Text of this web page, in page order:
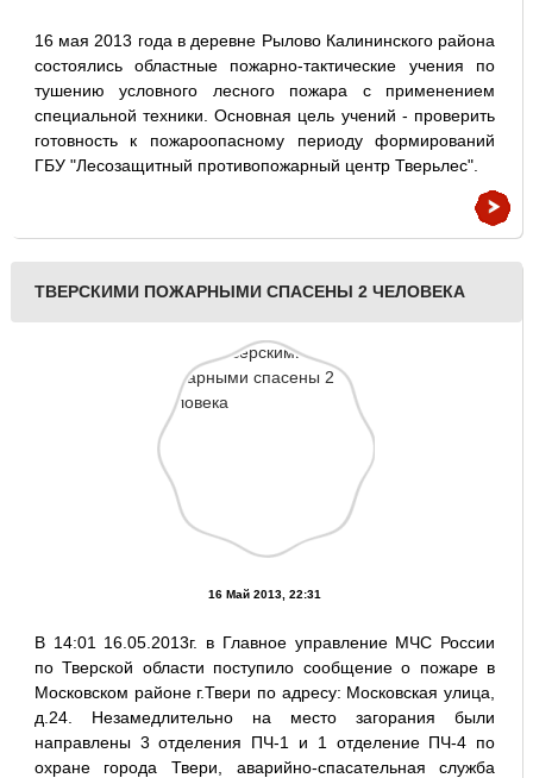
16 мая 2013 года в деревне Рылово Калининского района
состоялись областные пожарно-тактические учения по
тушению условного лесного пожара с применением
специальной техники. Основная цель учений - проверить
готовность к пожароопасному периоду формирований
ГБУ "Лесозащитный противопожарный центр Тверьлес".
ТВЕРСКИМИ ПОЖАРНЫМИ СПАСЕНЫ 2 ЧЕЛОВЕКА
16 Май 2013, 22:31
В 14:01 16.05.2013г. в Главное управление МЧС России
по Тверской области поступило сообщение о пожаре в
Московском районе г.Твери по адресу: Московская улица,
д.24. Незамедлительно на место загорания были
направлены 3 отделения ПЧ-1 и 1 отделение ПЧ-4 по
охране города Твери, аварийно-спасательная служба